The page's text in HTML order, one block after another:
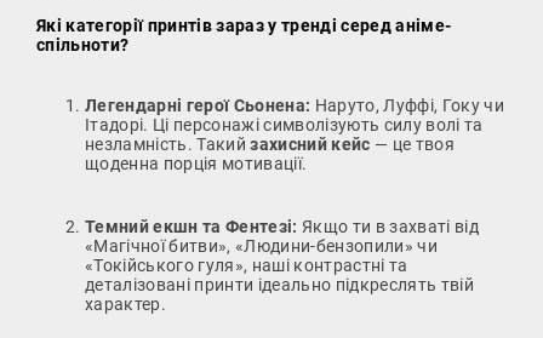
Які категорії принтів зараз у тренді серед аніме-
спільноти?
Легендарні герої Сьонена: Наруто, Луффі, Гоку чи
Ітадорі. Ці персонажі символізують силу волі та
незламність. Такийзахисний кейс — це твоя
щоденна порція мотивації.
Темний екшн та Фентезі: Якщо ти в захваті від
«Магічної битви», «Людини-бензопили» чи
«Токійського гуля», наші контрастні та
деталізовані принти ідеально підкреслять твій
характер.